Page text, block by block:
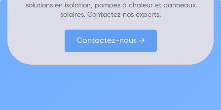
solutions en isolation, pompes à chaleur et panneaux
solaires. Contactez nos experts.
Contactez-nous →